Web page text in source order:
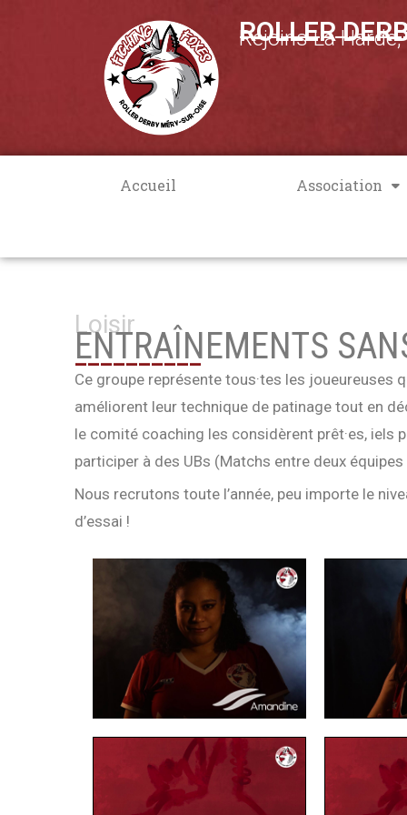
ROLLER
Rejoins La
Accueil Association
Loisir
ENTRAÎNEMENTS
__________
Ce groupe représente tous·tes les joueureuses
améliorent leur technique de patinage tout en
le comité coaching les considèrent prêt·es, iels
participer à des UBs (Matchs entre deux
Nous recrutons toute l’année, peu importe le
d’essai !